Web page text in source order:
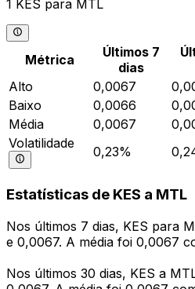
1 KES para MTL
Métrica
Últimos 7
dias
Alto
0,0067
Baixo
0,0066
Média
0,0067
Volatilidade
0,23%
Estatísticas de KES a MTL
Nos últimos 7 dias, KES para
e 0,0067. A média foi 0,0067
Nos últimos 30 dias, KES a